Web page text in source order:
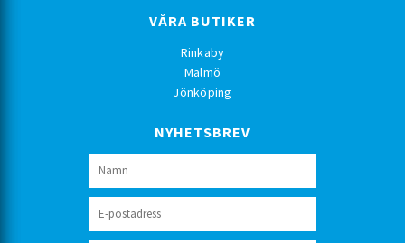
VÅRA BUTIKER
Rinkaby
Malmö
Jönköping
NYHETSBREV